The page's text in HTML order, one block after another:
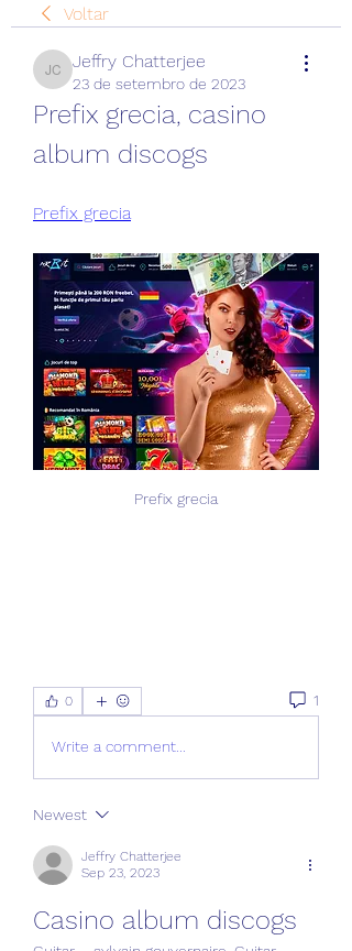
Voltar
Jeffry Chatterjee
Jeffry Chatterjee
23 de setembro de 2023
Prefix grecia, casino
album discogs
Prefix grecia
Prefix grecia
0 1
Write a comment...
Newest
Jeffry Chatterjee
Sep 23, 2023
Casino album discogs